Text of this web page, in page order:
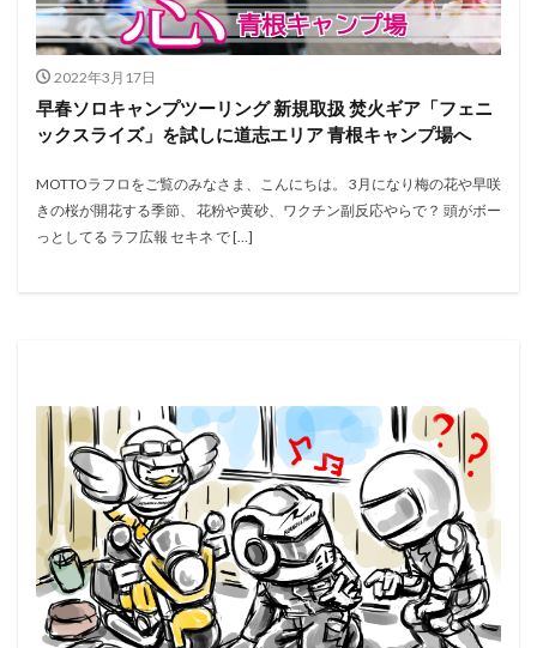
2022年3月17日
早春ソロキャンプツーリング 新規取扱 焚火ギア「フェニ
ックスライズ」を試しに道志エリア 青根キャンプ場へ
MOTTOラフロをご覧のみなさま、こんにちは。 3月になり梅の花や早咲
きの桜が開花する季節、 花粉や黄砂、ワクチン副反応やらで？ 頭がボー
っとしてる ラフ広報 セキネ で […]